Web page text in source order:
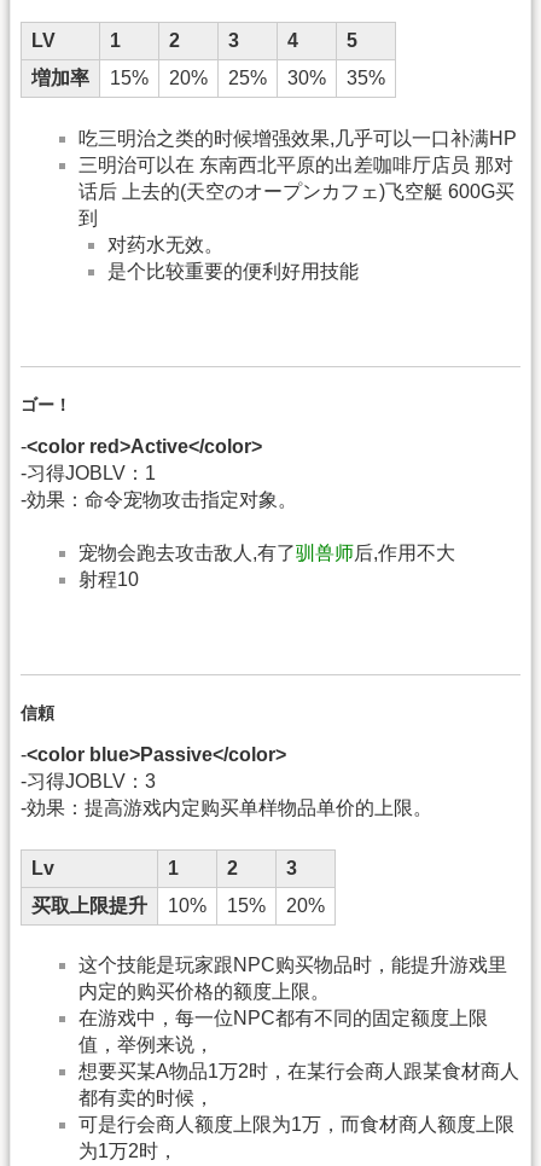
LV 1 2 3 4
5
増加率
15% 20% 25% 30% 35%
吃三明治之类的时候增强效果,几乎可以一口补满HP
三明治可以在 东南西北平原的出差咖啡厅店员 那对
话后 上去的(天空のオープンカフェ)飞空艇 600G买
到
对药水无效。
是个比较重要的便利好用技能
ゴー！
-<color red>Active</color>
-习得JOBLV：1
-効果：命令宠物攻击指定对象。
宠物会跑去攻击敌人,有了驯兽师后,作用不大
射程10
信頼
-<color blue>Passive</color>
-习得JOBLV：3
-効果：提高游戏内定购买单样物品单价的上限。
Lv 1 2
3
买取上限提升
10% 15% 20%
这个技能是玩家跟NPC购买物品时，能提升游戏里
内定的购买价格的额度上限。
在游戏中，每一位NPC都有不同的固定额度上限
值，举例来说，
想要买某A物品1万2时，在某行会商人跟某食材商人
都有卖的时候，
可是行会商人额度上限为1万，而食材商人额度上限
为1万2时，